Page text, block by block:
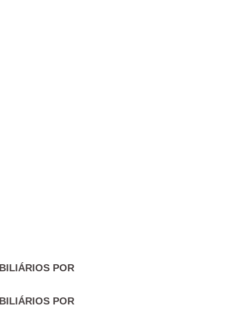
POR
POR